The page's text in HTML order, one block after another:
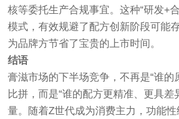
核等委托生产合规事宜。这种“研发+
模式，有效规避了配方创新阶段可能
为品牌方节省了宝贵的上市时间。
结语
膏滋市场的下半场竞争，不再是“谁的
比拼，而是“谁的配方更精准、更具差
量。随着Z世代成为消费主力，功能性